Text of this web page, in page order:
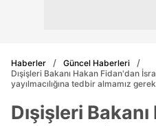
Haberler
Güncel Haberleri
Dışişleri Bakanı Hakan Fidan'dan
yayılmacılığına tedbir almamız
Dışişleri